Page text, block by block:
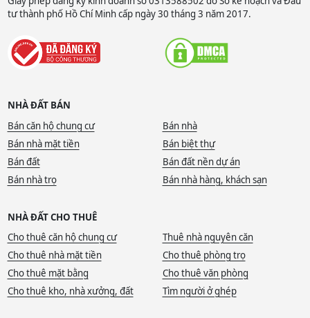
tư thành phố Hồ Chí Minh cấp ngày 30 tháng 3 năm 2017.
NHÀ ĐẤT BÁN
Bán căn hộ chung cư
Bán nhà
Bán nhà mặt tiền
Bán biệt thự
Bán đất
Bán đất nền dự án
Bán nhà trọ
Bán nhà hàng, khách sạn
NHÀ ĐẤT CHO THUÊ
Cho thuê căn hộ chung cư
Thuê nhà nguyên căn
Cho thuê nhà mặt tiền
Cho thuê phòng trọ
Cho thuê mặt bằng
Cho thuê văn phòng
Cho thuê kho, nhà xưởng, đất
Tìm người ở ghép